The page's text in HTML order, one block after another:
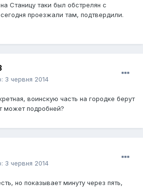
Станицу таки был обстрелян с
проезжали там, подтвердили.
3 червня 2014
воинскую часть на городке берут
может подробней?
3 червня 2014
но показывает минуту через пять,